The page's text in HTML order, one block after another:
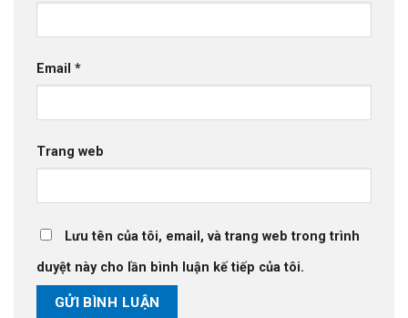
Email *
Trang web
Lưu tên của tôi, email, và trang web trong trình
duyệt này cho lần bình luận kế tiếp của tôi.